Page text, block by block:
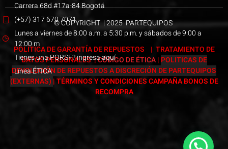
Carrera 68d #17a-84 Bogotá
(+57) 317 670 7071
Lunes a viernes de 8:00 a.m. a 5:30 p.m. y sábados de 9:00 a
12:00 m
Tienes una PQRSF? ingresa aquí
Línea ÉTICA
© COPYRIGHT | 2025 PARTEQUIPOS
POLÍTICA DE GARANTÍA DE REPUESTOS | TRATAMIENTO DE
DATOS PERSONALES|CÓDIGO DE ÉTICA| POLITICAS DE
DEVOLUCIÓN DE REPUESTOS A DISCRECIÓN DE PARTEQUIPOS
(EXTERNAS) |TÉRMINOS Y CONDICIONES CAMPAÑA BONOS DE
RECOMPRA